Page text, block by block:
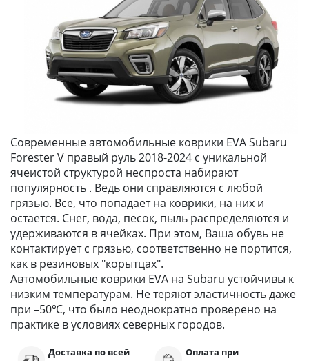
Современные автомобильные коврики EVA Subaru
Forester V правый руль 2018-2024 с уникальной
ячеистой структурой неспроста набирают
популярность . Ведь они справляются с любой
грязью. Все, что попадает на коврики, на них и
остается. Снег, вода, песок, пыль распределяются и
удерживаются в ячейках. При этом, Ваша обувь не
контактирует с грязью, соответственно не портится,
как в резиновых "корытцах".
Автомобильные коврики EVA на Subaru устойчивы к
низким температурам. Не теряют эластичность даже
при –50℃, что было неоднократно проверено на
практике в условиях северных городов.
Доставка по всей
Оплата при